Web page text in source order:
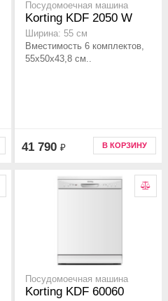
Посудомоечная машина
Korting KDF 2050 W
Ширина: 55 см
Вместимость 6 комплектов,
55х50х43,8 см..
41 790 ₽ В КОРЗИНУ
Посудомоечная машина
Korting KDF 60060